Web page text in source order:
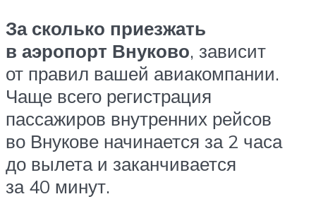
За сколько приезжать
в аэропорт Внуково, зависит
от правил вашей авиакомпании.
Чаще всего регистрация
пассажиров внутренних рейсов
во Внукове начинается за 2 часа
до вылета и заканчивается
за 40 минут.